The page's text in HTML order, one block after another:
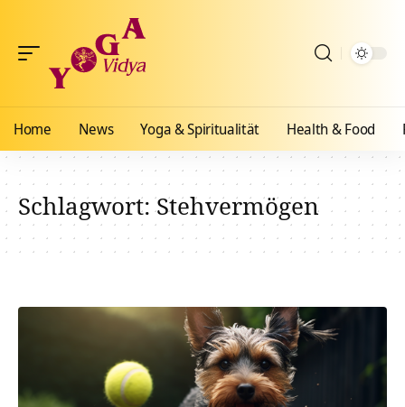
Home News Yoga & Spiritualität Health & Food
Schlagwort:Stehvermögen